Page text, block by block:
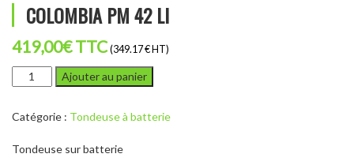
COLOMBIA PM 42 LI
419,00€TTC (349.17 € HT)
quantité
de
PM
LI
Ajouter au panier
Catégorie : Tondeuse à batterie
Tondeuse sur batterie